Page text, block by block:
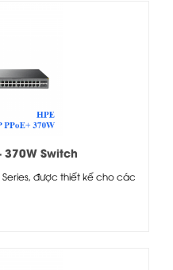
370W Switch
Series, được thiết kế cho các